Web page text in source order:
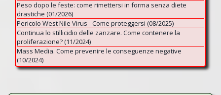
Peso dopo le feste: come rimettersi in forma senza diete
drastiche (01/2026)
Pericolo West Nile Virus - Come proteggersi (08/2025)
Continua lo stillicidio delle zanzare. Come contenere la
proliferazione? (11/2024)
Mass Media. Come prevenire le conseguenze negative
(10/2024)